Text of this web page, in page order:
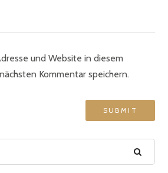
und Website in diesem
Kommentar speichern.